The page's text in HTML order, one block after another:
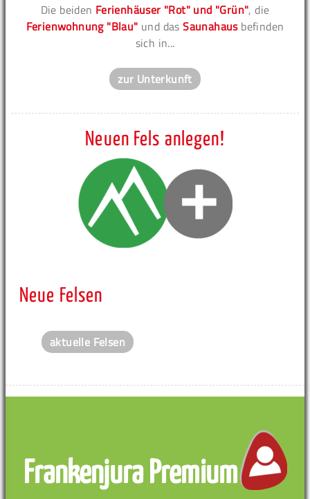
Die beiden Ferienhäuser "Rot" und "Grün", die
Ferienwohnung "Blau" und dasSaunahausbefinden
sich in...
zur Unterkunft
Neuen Fels anlegen!
Neue Felsen
aktuelle Felsen
Frankenjura Premium